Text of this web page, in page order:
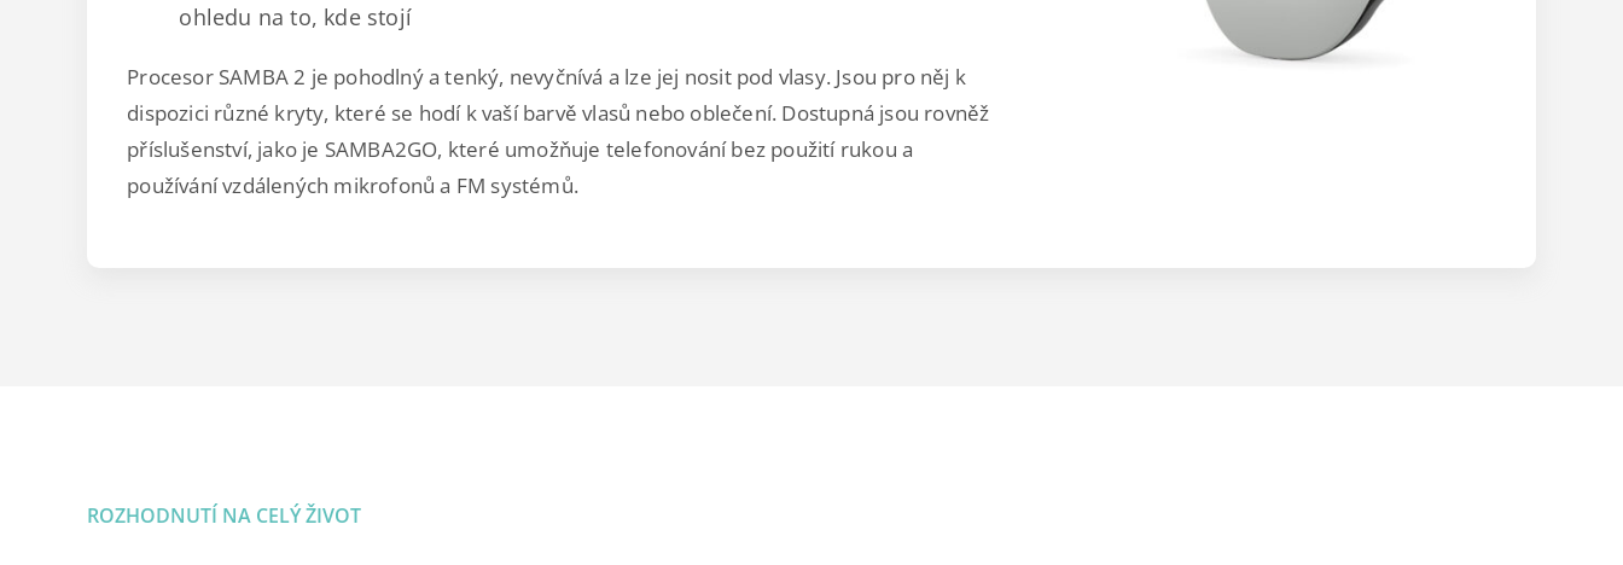
ohledu na to, kde stojí
Procesor SAMBA 2 je pohodlný a tenký, nevyčnívá a lze jej nosit pod vlasy. Jsou pro něj k
dispozici různé kryty, které se hodí k vaší barvě vlasů nebo oblečení. Dostupná jsou rovněž
příslušenství, jako je SAMBA2GO, které umožňuje telefonování bez použití rukou a
používání vzdálených mikrofonů a FM systémů.
ROZHODNUTÍ NA CELÝ ŽIVOT